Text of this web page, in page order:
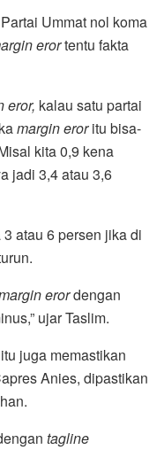
Ummat nol koma
erortentu fakta
eror, kalau satu partai
margin eroritu bisa-
kita 0,9 kena
jadi 3,4 atau 3,6
atau 6 persen jika di
erordengan
ujar Taslim.
juga memastikan
Anies, dipastikan
tagline